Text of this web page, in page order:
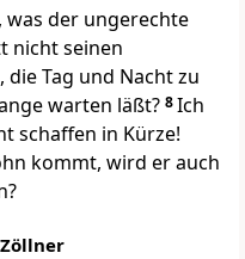
der ungerechte
nicht seinen
Tag und Nacht zu
warten läßt? 8Ich
schaffen in Kürze!
kommt, wird er auch